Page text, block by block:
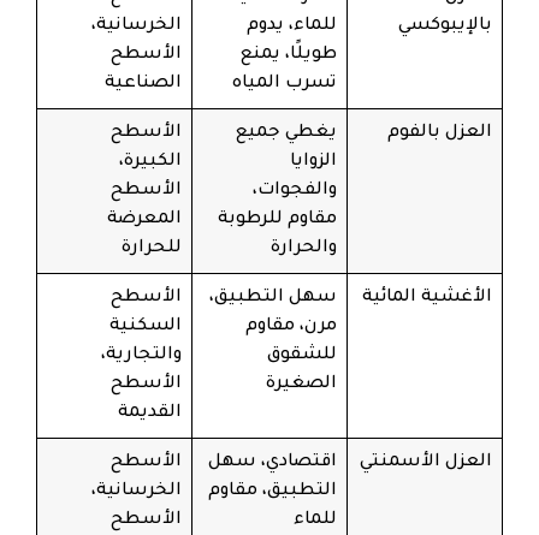
بالإيبوكسي
للماء، يدوم
طويلًا، يمنع
تسرب المياه
الخرسانية،
الأسطح
الصناعية
العزل بالفوم
يغطي جميع
الزوايا
والفجوات،
مقاوم للرطوبة
والحرارة
الأسطح
الكبيرة،
الأسطح
المعرضة
للحرارة
الأغشية المائية
سهل التطبيق،
مرن، مقاوم
للشقوق
الصغيرة
الأسطح
السكنية
والتجارية،
الأسطح
القديمة
العزل الأسمنتي
اقتصادي، سهل
التطبيق، مقاوم
للماء
الأسطح
الخرسانية،
الأسطح